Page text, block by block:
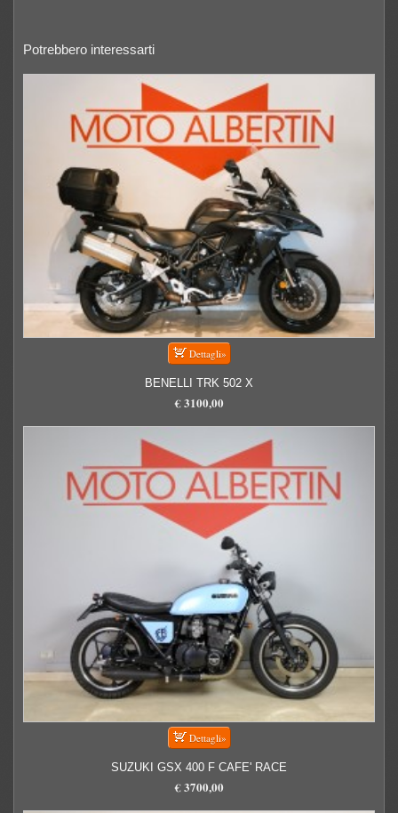
Potrebbero interessarti
BENELLI TRK 502 X
€ 3100,00
SUZUKI GSX 400 F CAFE' RACE
€ 3700,00